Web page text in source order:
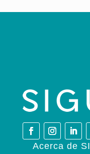
Acerca de